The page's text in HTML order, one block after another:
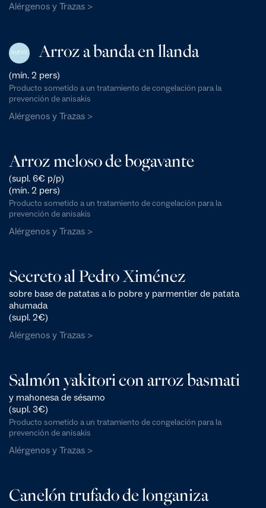
Alérgenos y Trazas >
NUEVO Arroz a banda en llanda
(mín. 2 pers)
Producto sometido a un tratamiento de congelación para la
prevención de anisakis
Alérgenos y Trazas >
Arroz meloso de bogavante
(supl. 6€ p/p)
(mín. 2 pers)
Producto sometido a un tratamiento de congelación para la
prevención de anisakis
Alérgenos y Trazas >
Secreto al Pedro Ximénez
sobre base de patatas a lo pobre y parmentier de patata
ahumada
(supl. 2€)
Alérgenos y Trazas >
Salmón yakitori con arroz basmati
y mahonesa de sésamo
(supl. 3€)
Producto sometido a un tratamiento de congelación para la
prevención de anisakis
Alérgenos y Trazas >
Canelón trufado de longaniza